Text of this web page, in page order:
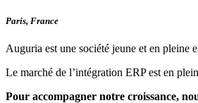
Paris, France
Auguria est une société jeune et en pleine
Le marché de l’intégration ERP est en
Pour accompagner notre croissance,